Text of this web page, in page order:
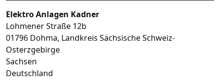
Elektro Anlagen Kadner
Lohmener Straße 12b
01796 Dohma, Landkreis Sächsische Schweiz-
Osterzgebirge
Sachsen
Deutschland